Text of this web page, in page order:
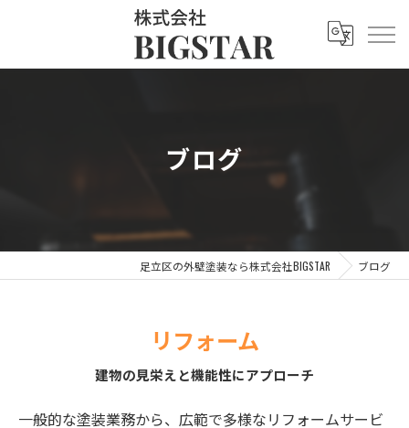
ブログ
足立区の外壁塗装なら株式会社BIGSTAR ブログ
リフォーム
建物の見栄えと機能性にアプローチ
一般的な塗装業務から、広範で多様なリフォームサービ